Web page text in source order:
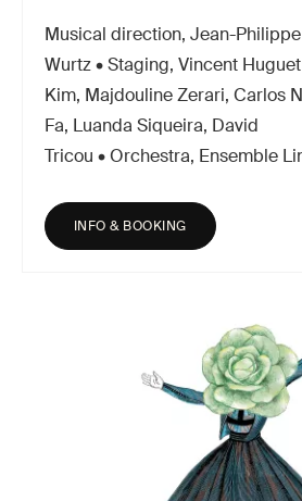
Musical direction, Jean-Philippe
Wurtz • Staging, Vincent
Kim, Majdouline Zerari, Carlos
Fa, Luanda Siqueira, David
Tricou • Orchestra, Ensemble
INFO & BOOKING